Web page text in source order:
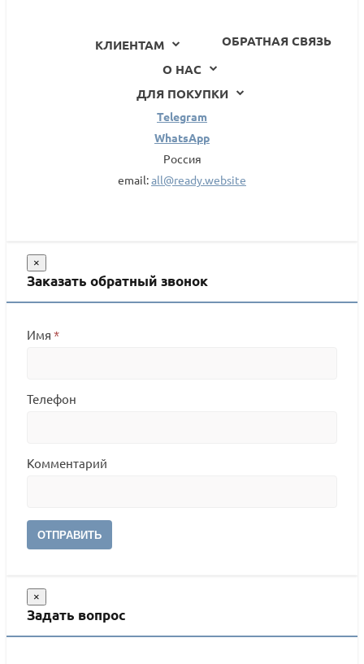
ОБРАТНАЯ СВЯЗЬ
КЛИЕНТАМ
О НАС
ДЛЯ ПОКУПКИ
Telegram
WhatsApp
Россия
email:all@ready.website
×
Заказать обратный звонок
Имя *
Телефон
Комментарий
ОТПРАВИТЬ
×
Задать вопрос